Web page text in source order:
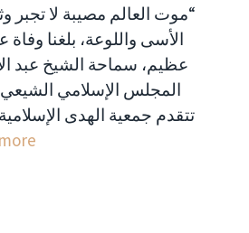
“موت العالم مصيبة لا تجبر
الأسى واللوعة، بلغنا وفاة
عظيم، سماحة الشيخ عبد
المجلس الإسلامي الشيعي
تتقدم جمعية الهدى